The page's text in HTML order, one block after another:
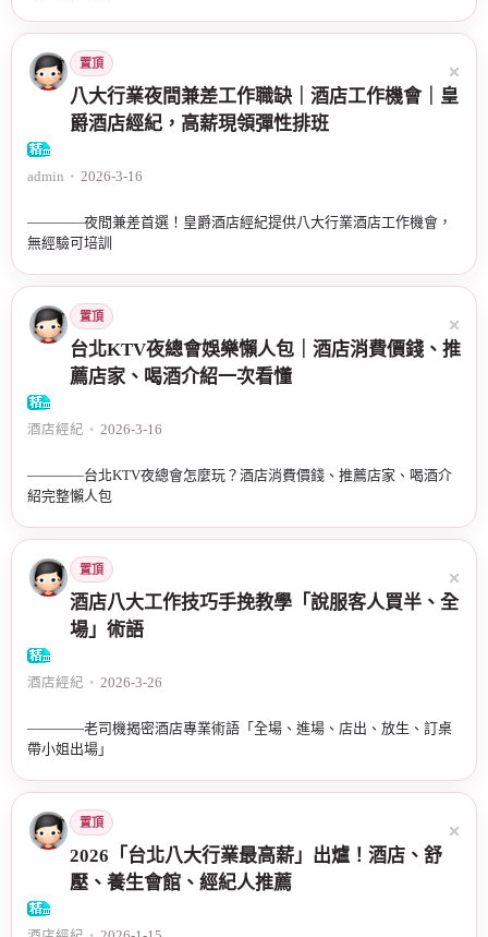
置頂
八大行業夜間兼差工作職缺｜酒店工作機會｜皇
爵酒店經紀，高薪現領彈性排班
admin • 2026-3-16
————夜間兼差首選！皇爵酒店經紀提供八大行業酒店工作機會，
無經驗可培訓
置頂
台北KTV夜總會娛樂懶人包｜酒店消費價錢、推
薦店家、喝酒介紹一次看懂
酒店經紀 • 2026-3-16
————台北KTV夜總會怎麼玩？酒店消費價錢、推薦店家、喝酒介
紹完整懶人包
置頂
酒店八大工作技巧手挽教學「說服客人買半、全
場」術語
酒店經紀 • 2026-3-26
————老司機揭密酒店專業術語「全場、進場、店出、放生、訂桌
帶小姐出場」
置頂
2026「台北八大行業最高薪」出爐！酒店、舒
壓、養生會館、經紀人推薦